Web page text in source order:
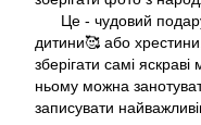
Це - чудовий
дитини🥰 або
зберігати самі
ньому можна
записувати